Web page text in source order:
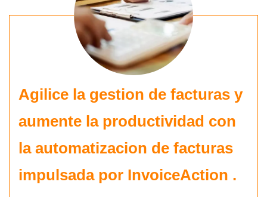
Agilice la gestion de facturas y
aumente la productividad con
la automatizacion de facturas
impulsada por InvoiceAction .